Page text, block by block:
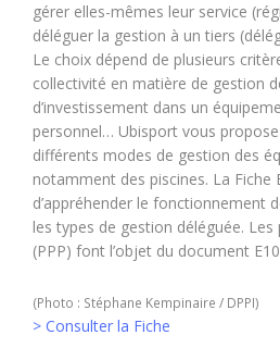
gérer elles-mêmes leur service
déléguer la gestion à un tiers
Le choix dépend de plusieurs
collectivité en matière de gestion
d’investissement dans un
personnel… Ubisport vous
différents modes de gestion des
notamment des piscines. La Fiche
d’appréhender le fonctionnement
les types de gestion déléguée.
(PPP) font l’objet du document
(Photo : Stéphane Kempinaire / DPPI)
> Consulter la Fiche